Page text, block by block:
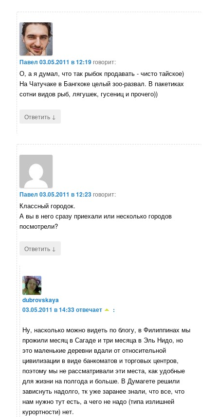
Павел 03.05.2011 в 12:19говорит:
О, а я думал, что так рыбок продавать - чисто тайское)
На Чатучаке в Бангкоке целый зоо-развал. В пакетиках
сотни видов рыб, лягушек, гусениц и прочего))
Ответить ↓
Павел 03.05.2011 в 12:23говорит:
Классный городок.
А вы в него сразу приехали или несколько городов
посмотрели?
Ответить ↓
dubrovskaya
03.05.2011 в 14:33отвечает :
Ну, насколько можно видеть по блогу, в Филиппинах мы
прожили месяц в Сагаде и три месяца в Эль Нидо, но
это маленькие деревни вдали от относительной
цивилизации в виде банкоматов и торговых центров,
поэтому мы не рассматривали эти места, как удобные
для жизни на полгода и больше. В Думагете решили
зависнуть надолго, тк уже заранее знали, что все, что
нам нужно тут есть, а чего не надо (типа излишней
курортности) нет.